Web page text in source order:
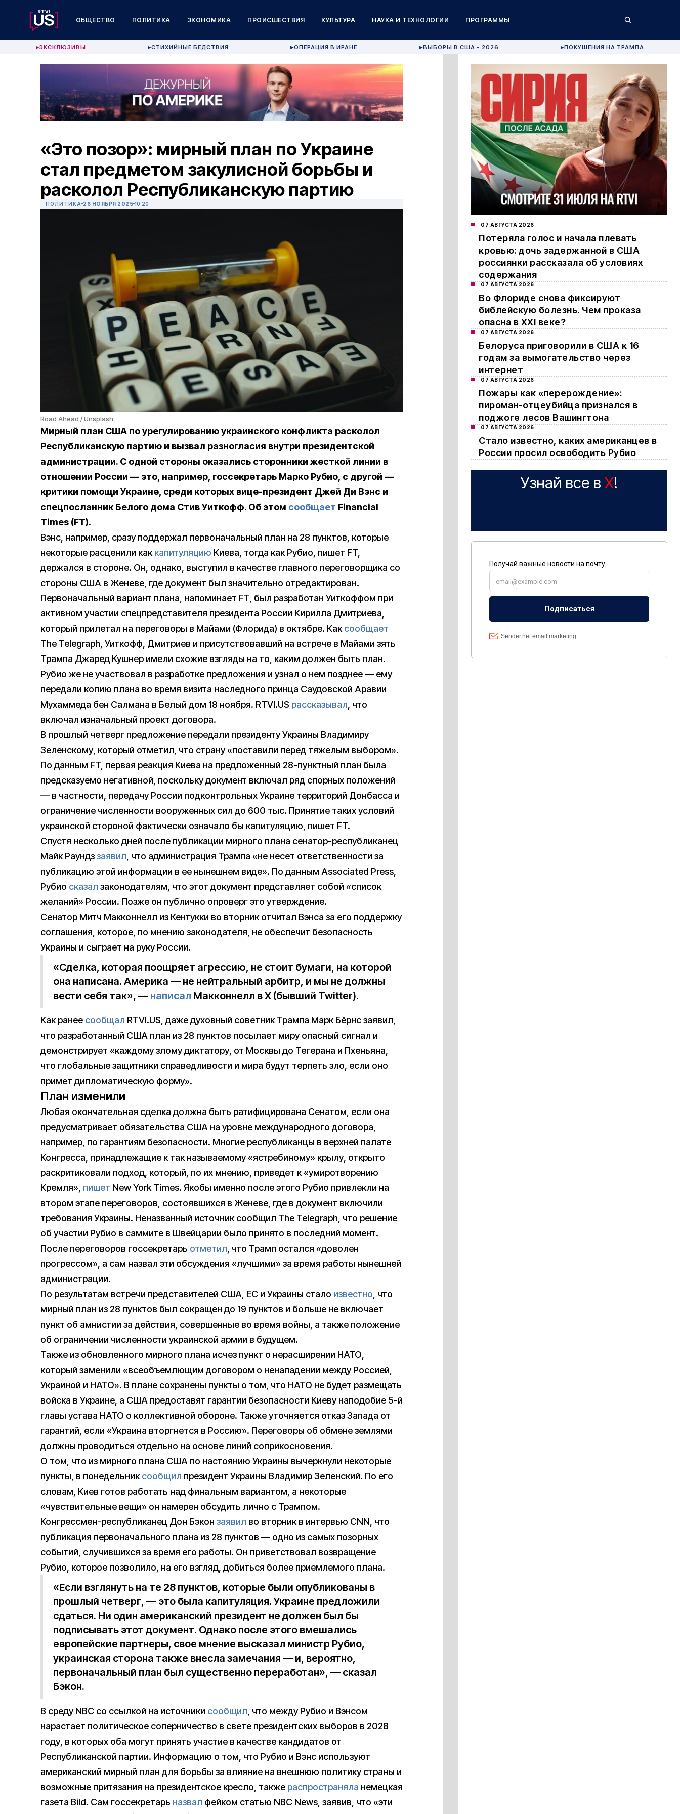
ОБЩЕСТВО ПОЛИТИКА ЭКОНОМИКА ПРОИСШЕСТВИЯ КУЛЬТУРА НАУКА И ТЕХНОЛОГИИ ПРОГРАММЫ
▶ЭКСКЛЮЗИВЫ ▶СТИХИЙНЫЕ БЕДСТВИЯ ▶ОПЕРАЦИЯ В ИРАНЕ ▶ВЫБОРЫ В США - 2026 ▶ПОКУШЕНИЯ НА ТРАМПА
«Это позор»: мирный план по Украине
стал предметом закулисной борьбы и
расколол Республиканскую партию
ПОЛИТИКА 26 НОЯБРЯ 2025 10:20
Road Ahead / Unsplash
Мирный план США по урегулированию украинского конфликта расколол
Республиканскую партию и вызвал разногласия внутри президентской
администрации. С одной стороны оказались сторонники жесткой линии в
отношении России — это, например, госсекретарь Марко Рубио, с другой —
критики помощи Украине, среди которых вице-президент Джей Ди Вэнс и
спецпосланник Белого дома Стив Уиткофф. Об этом сообщает Financial
Times (FT).
Вэнс, например, сразу поддержал первоначальный план на 28 пунктов, которые
некоторые расценили каккапитуляцию Киева, тогда как Рубио, пишет FT,
держался в стороне. Он, однако, выступил в качестве главного переговорщика со
стороны США в Женеве, где документ был значительно отредактирован.
Первоначальный вариант плана, напоминает FT, был разработан Уиткоффом при
активном участии спецпредставителя президента России Кирилла Дмитриева,
который прилетал на переговоры в Майами (Флорида) в октябре. Каксообщает
The Telegraph, Уиткофф, Дмитриев и присутствовавший на встрече в Майами зять
Трампа Джаред Кушнер имели схожие взгляды на то, каким должен быть план.
Рубио же не участвовал в разработке предложения и узнал о нем позднее — ему
передали копию плана во время визита наследного принца Саудовской Аравии
Мухаммеда бен Салмана в Белый дом 18 ноября. RTVI.US рассказывал, что
включал изначальный проект договора.
В прошлый четверг предложение передали президенту Украины Владимиру
Зеленскому, который отметил, что страну «поставили перед тяжелым выбором».
По данным FT, первая реакция Киева на предложенный 28-пунктный план была
предсказуемо негативной, поскольку документ включал ряд спорных положений
— в частности, передачу России подконтрольных Украине территорий Донбасса и
ограничение численности вооруженных сил до 600 тыс. Принятие таких условий
украинской стороной фактически означало бы капитуляцию, пишет FT.
Спустя несколько дней после публикации мирного плана сенатор-республиканец
Майк Раундззаявил, что администрация Трампа «не несет ответственности за
публикацию этой информации в ее нынешнем виде». По данным Associated Press,
Рубио сказал законодателям, что этот документ представляет собой «список
желаний» России. Позже он публично опроверг это утверждение.
Сенатор Митч Макконнелл из Кентукки во вторник отчитал Вэнса за его поддержку
соглашения, которое, по мнению законодателя, не обеспечит безопасность
Украины и сыграет на руку России.
«Сделка, которая поощряет агрессию, не стоит бумаги, на которой
она написана. Америка — не нейтральный арбитр, и мы не должны
вести себя так», — написал Макконнелл в X (бывший Twitter).
Как ранее сообщал RTVI.US, даже духовный советник Трампа Марк Бёрнс заявил,
что разработанный США план из 28 пунктов посылает миру опасный сигнал и
демонстрирует «каждому злому диктатору, от Москвы до Тегерана и Пхеньяна,
что глобальные защитники справедливости и мира будут терпеть зло, если оно
примет дипломатическую форму».
План изменили
Любая окончательная сделка должна быть ратифицирована Сенатом, если она
предусматривает обязательства США на уровне международного договора,
например, по гарантиям безопасности. Многие республиканцы в верхней палате
Конгресса, принадлежащие к так называемому «ястребиному» крылу, открыто
раскритиковали подход, который, по их мнению, приведет к «умиротворению
Кремля», пишет New York Times. Якобы именно после этого Рубио привлекли на
втором этапе переговоров, состоявшихся в Женеве, где в документ включили
требования Украины. Неназванный источник сообщил The Telegraph, что решение
об участии Рубио в саммите в Швейцарии было принято в последний момент.
После переговоров госсекретарь отметил, что Трамп остался «доволен
прогрессом», а сам назвал эти обсуждения «лучшими» за время работы нынешней
администрации.
По результатам встречи представителей США, ЕС и Украины стало известно, что
мирный план из 28 пунктов был сокращен до 19 пунктов и больше не включает
пункт об амнистии за действия, совершенные во время войны, а также положение
об ограничении численности украинской армии в будущем.
Также из обновленного мирного плана исчез пункт о нерасширении НАТО,
который заменили «всеобъемлющим договором о ненападении между Россией,
Украиной и НАТО». В плане сохранены пункты о том, что НАТО не будет размещать
войска в Украине, а США предоставят гарантии безопасности Киеву наподобие 5-й
главы устава НАТО о коллективной обороне. Также уточняется отказ Запада от
гарантий, если «Украина вторгнется в Россию». Переговоры об обмене землями
должны проводиться отдельно на основе линий соприкосновения.
О том, что из мирного плана США по настоянию Украины вычеркнули некоторые
пункты, в понедельниксообщил президент Украины Владимир Зеленский. По его
словам, Киев готов работать над финальным вариантом, а некоторые
«чувствительные вещи» он намерен обсудить лично с Трампом.
Конгрессмен-республиканец Дон Бэкон заявил во вторник в интервью CNN, что
публикация первоначального плана из 28 пунктов — одно из самых позорных
событий, случившихся за время его работы. Он приветствовал возвращение
Рубио, которое позволило, на его взгляд, добиться более приемлемого плана.
«Если взглянуть на те 28 пунктов, которые были опубликованы в
прошлый четверг, — это была капитуляция. Украине предложили
сдаться. Ни один американский президент не должен был бы
подписывать этот документ. Однако после этого вмешались
европейские партнеры, свое мнение высказал министр Рубио,
украинская сторона также внесла замечания — и, вероятно,
первоначальный план был существенно переработан», — сказал
Бэкон.
В среду NBC со ссылкой на источники сообщил, что между Рубио и Вэнсом
нарастает политическое соперничество в свете президентских выборов в 2028
году, в которых оба могут принять участие в качестве кандидатов от
Республиканской партии. Информацию о том, что Рубио и Вэнс используют
американский мирный план для борьбы за влияние на внешнюю политику страны и
возможные притязания на президентское кресло, также распространяла немецкая
газета Bild. Сам госсекретарь назвал фейком статью NBC News, заявив, что «эти
07 АВГУСТА 2026
Потеряла голос и начала плевать
кровью: дочь задержанной в США
россиянки рассказала об условиях
содержания
07 АВГУСТА 2026
Во Флориде снова фиксируют
библейскую болезнь. Чем проказа
опасна в XXI веке?
07 АВГУСТА 2026
Белоруса приговорили в США к 16
годам за вымогательство через
интернет
07 АВГУСТА 2026
Пожары как «перерождение»:
пироман-отцеубийца признался в
поджоге лесов Вашингтона
07 АВГУСТА 2026
Стало известно, каких американцев в
России просил освободить Рубио
Узнай все в X!